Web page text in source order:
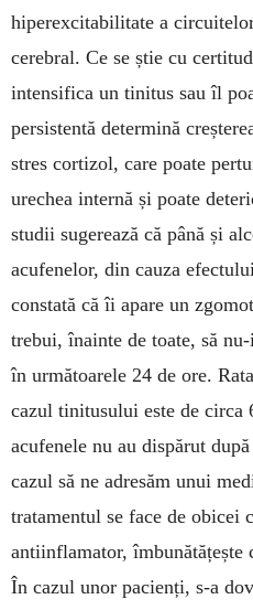
hiperexcitabilitate a
cerebral. Ce se știe cu
intensifica un tinitus sau îl
persis­tentă deter­mină
stres cortizol, care poate
ure­chea internă și poate
studii sugerează că până și
acufenelor, din cauza
constată că îi apare un
trebui, îna­inte de toate, să
în următoarele 24 de ore.
cazul ti­ni­tusului este de circa
acufenele nu au dispărut
cazul să ne adresăm unui
trata­mentul se face de obicei
antiinfla­mator, îmbunătă­țește
În cazul unor pacienți, s-a